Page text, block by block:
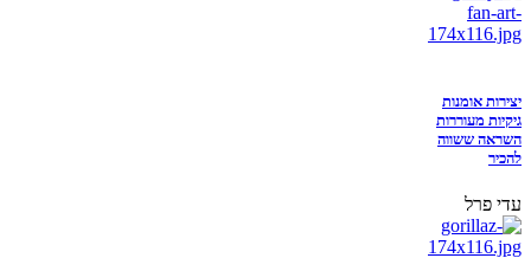
יצירות אומנות
גיקיות מעוררות
השראה ששווה
להכיר
עדי פרל